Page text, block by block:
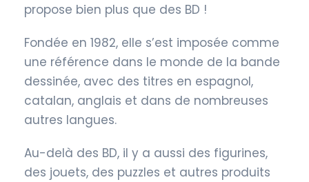
propose bien plus que des BD !
Fondée en 1982, elle s’est imposée comme
une référence dans le monde de la bande
dessinée, avec des titres en espagnol,
catalan, anglais et dans de nombreuses
autres langues.
Au-delà des BD, il y a aussi des figurines,
des jouets, des puzzles et autres produits